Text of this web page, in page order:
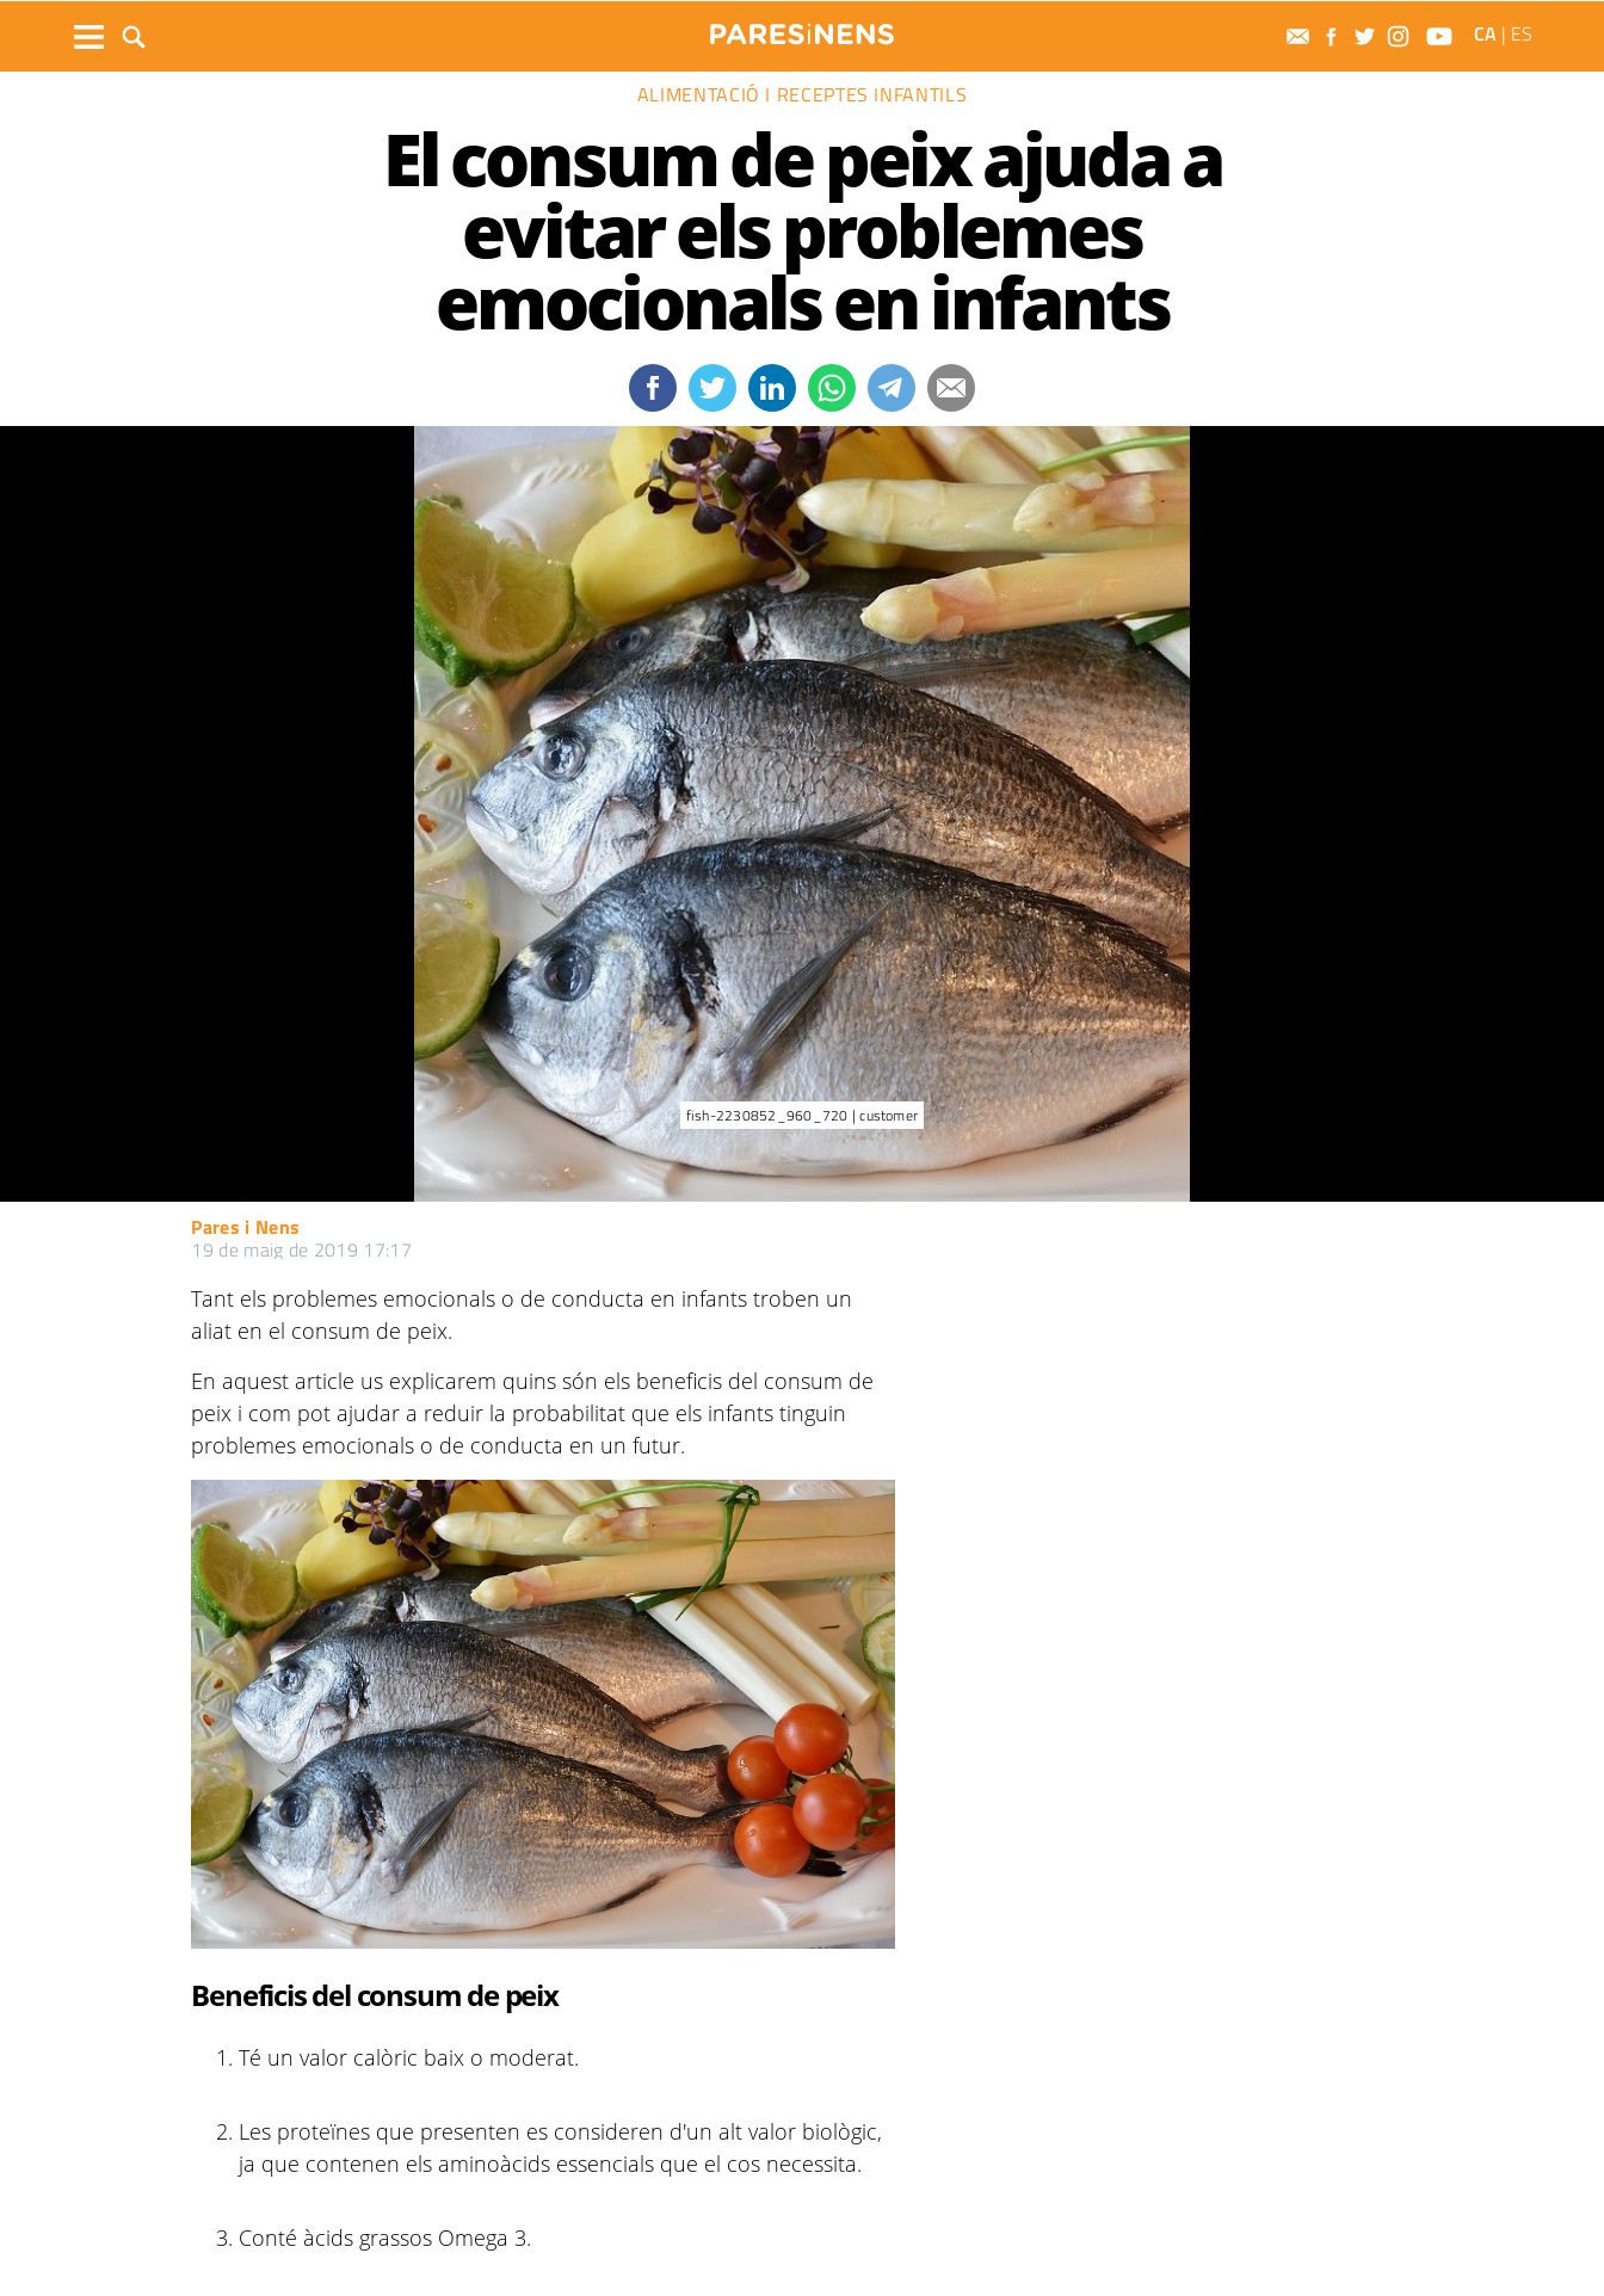
CA | ES
ALIMENTACIÓ I RECEPTES INFANTILS
El consum de peix ajuda a
evitar els problemes
emocionals en infants
fish-2230852_960_720 | customer
Pares i Nens
19 de maig de 2019 17:17
Tant els problemes emocionals o de conducta en infants troben un
aliat en el consum de peix.
En aquest article us explicarem quins són els beneficis del consum de
peix i com pot ajudar a reduir la probabilitat que els infants tinguin
problemes emocionals o de conducta en un futur.
Beneficis del consum de peix
Té un valor calòric baix o moderat.
Les proteïnes que presenten es consideren d'un alt valor biològic,
ja que contenen els aminoàcids essencials que el cos necessita.
Conté àcids grassos Omega 3.